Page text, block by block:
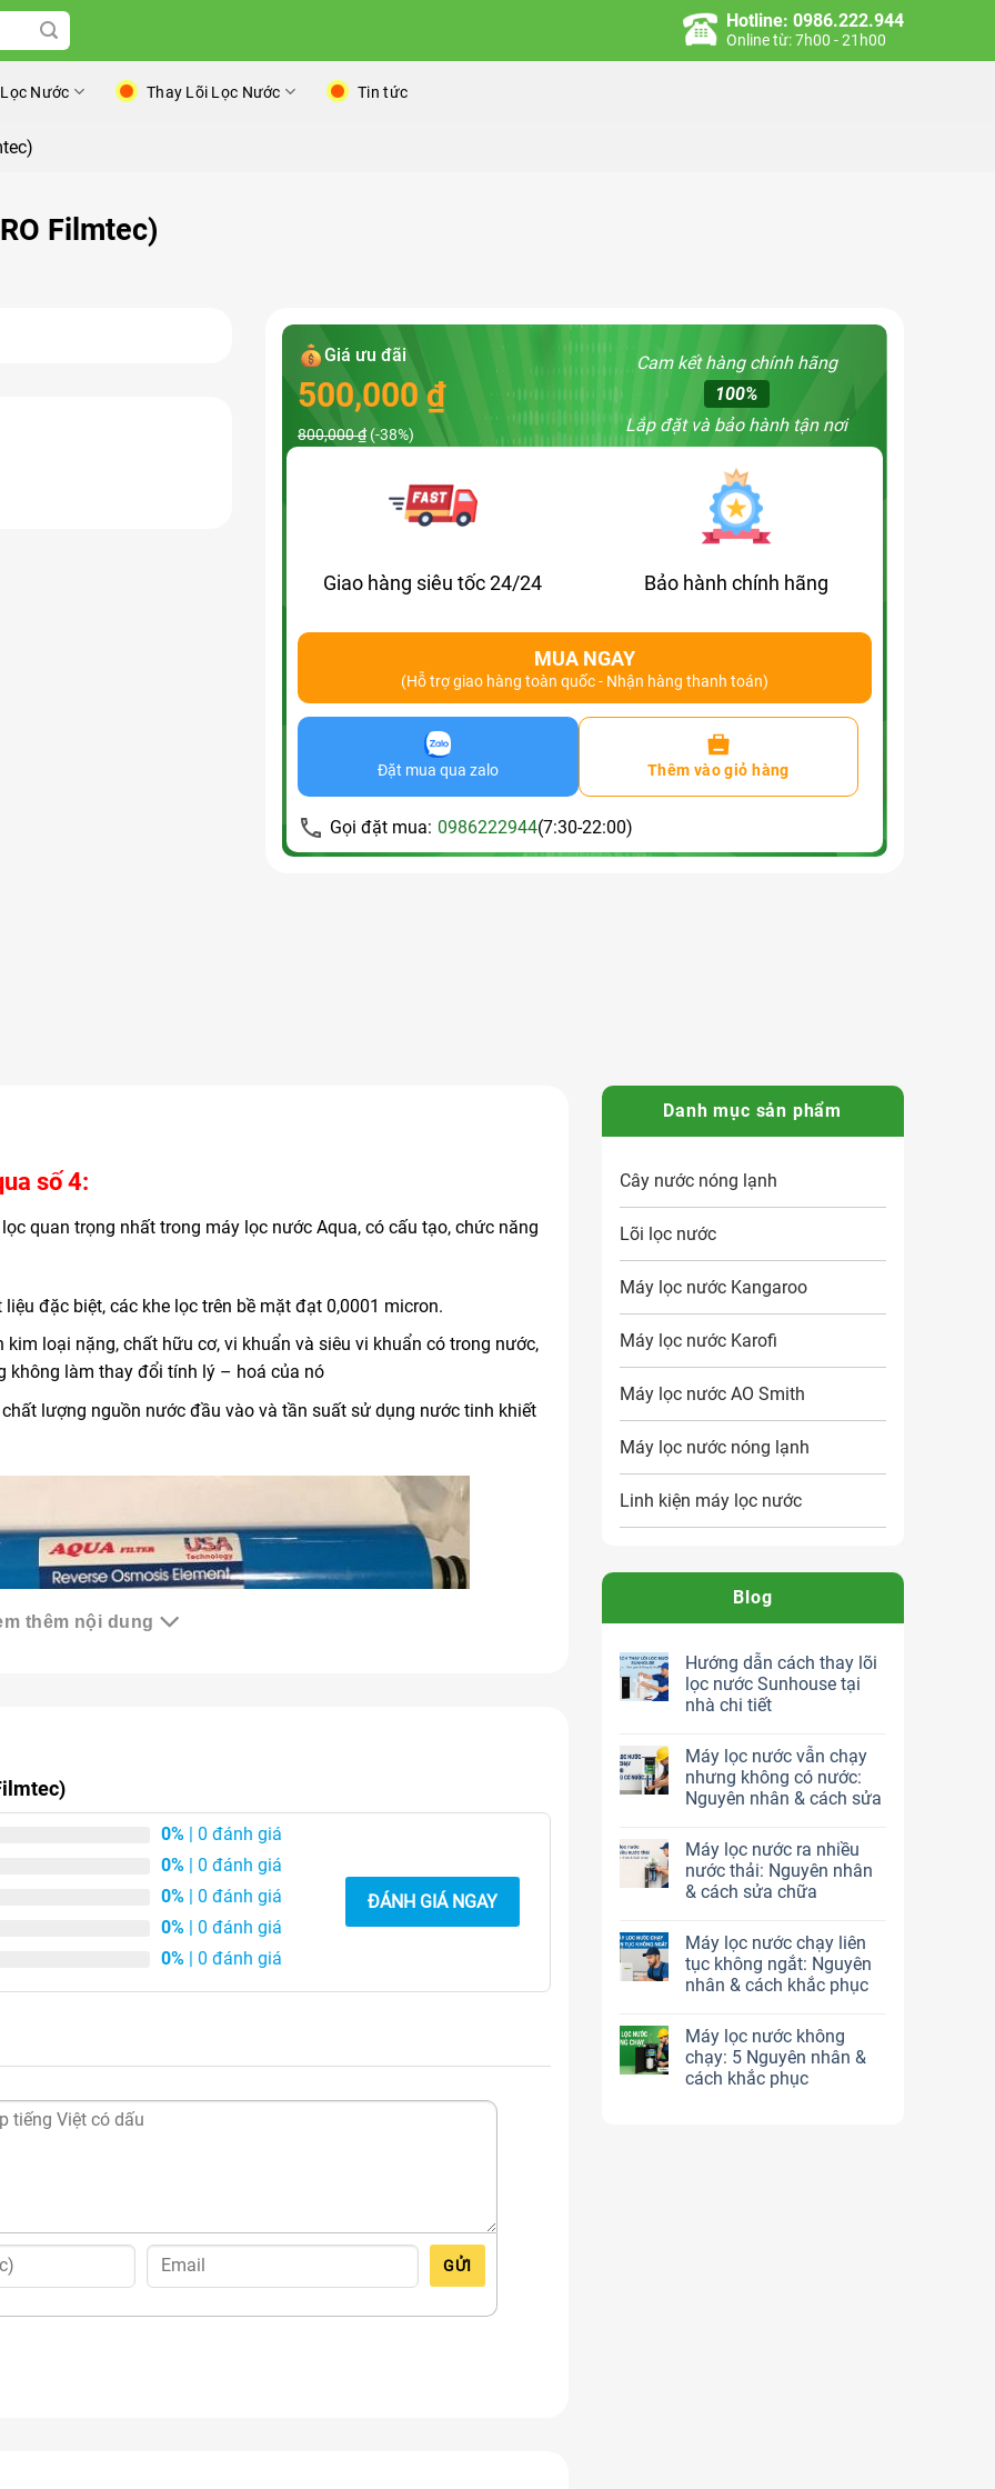
Hotline: 0986.222.944
Online từ: 7h00 - 21h00
Nước Thay Lõi Lọc Nước Tin tức
Filmtec)
Giá ưu đãi
500,000 ₫
800,000₫(-38%)
Cam kết hàng chính hãng
100%
Lắp đặt và bảo hành tận nơi
Giao hàng siêu tốc 24/24 Bảo hành chính hãng
MUA NGAY
(Hỗ trợ giao hàng toàn quốc - Nhận hàng thanh toán)
Đặt mua qua zalo Thêm vào giỏ hàng
Gọi đặt mua: 0986222944(7:30-22:00)
số 4:
quan trọng nhất trong máy lọc nước Aqua, có cấu tạo, chức năng
đặc biệt, các khe lọc trên bề mặt đạt 0,0001 micron.
kim loại nặng, chất hữu cơ, vi khuẩn và siêu vi khuẩn có trong nước,
không làm thay đổi tính lý – hoá của nó
lượng nguồn nước đầu vào và tần suất sử dụng nước tinh khiết
lưu ý thay lõi lọc nước Aqua theo đúng định kỳ để đảm bảo an
nước.
thay lõi Aqua tại nhà, quý khách vui lòng liên hệ với
để được tư vấn và hỗ trợ nhanh nhất.
cùng đội ngũ kỹ thuật cao, chắc chắn sẽ làm hài lòng mọi
như dịch vụ CHUYÊN NGHIỆP!
thêm nội dung
0%| 0 đánh giá
0%| 0 đánh giá
0%| 0 đánh giá
0%| 0 đánh giá
0%| 0 đánh giá
ĐÁNH GIÁ NGAY
GỬI
Danh mục sản phẩm
Cây nước nóng lạnh
Lõi lọc nước
Máy lọc nước Kangaroo
Máy lọc nước Karofi
Máy lọc nước AO Smith
Máy lọc nước nóng lạnh
Linh kiện máy lọc nước
Blog
Hướng dẫn cách thay lõi
lọc nước Sunhouse tại
nhà chi tiết
Máy lọc nước vẫn chạy
nhưng không có nước:
Nguyên nhân & cách sửa
Máy lọc nước ra nhiều
nước thải: Nguyên nhân
& cách sửa chữa
Máy lọc nước chạy liên
tục không ngắt: Nguyên
nhân & cách khắc phục
Máy lọc nước không
chạy: 5 Nguyên nhân &
cách khắc phục